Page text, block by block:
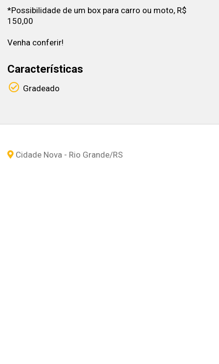
*Possibilidade de um box para carro ou moto, R$
150,00
Venha conferir!
Características
Gradeado
Cidade Nova - Rio Grande/RS